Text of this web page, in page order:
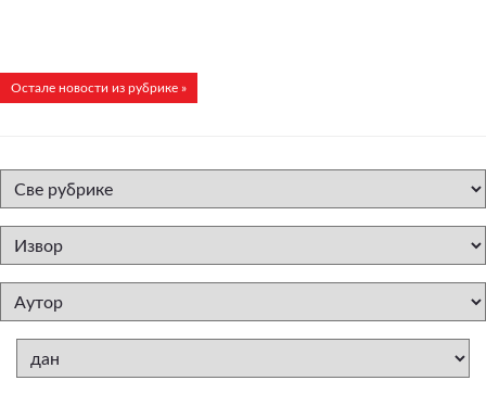
Остале новости из рубрике »